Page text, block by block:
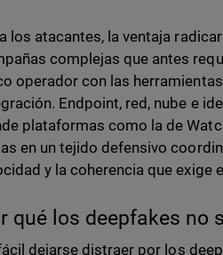
los atacantes, la ventaja
complejas que antes
operador con las
Endpoint, red, nube e
plataformas como la de
en un tejido defensivo
y la coherencia que exige
qué los deepfakes no
dejarse distraer por los